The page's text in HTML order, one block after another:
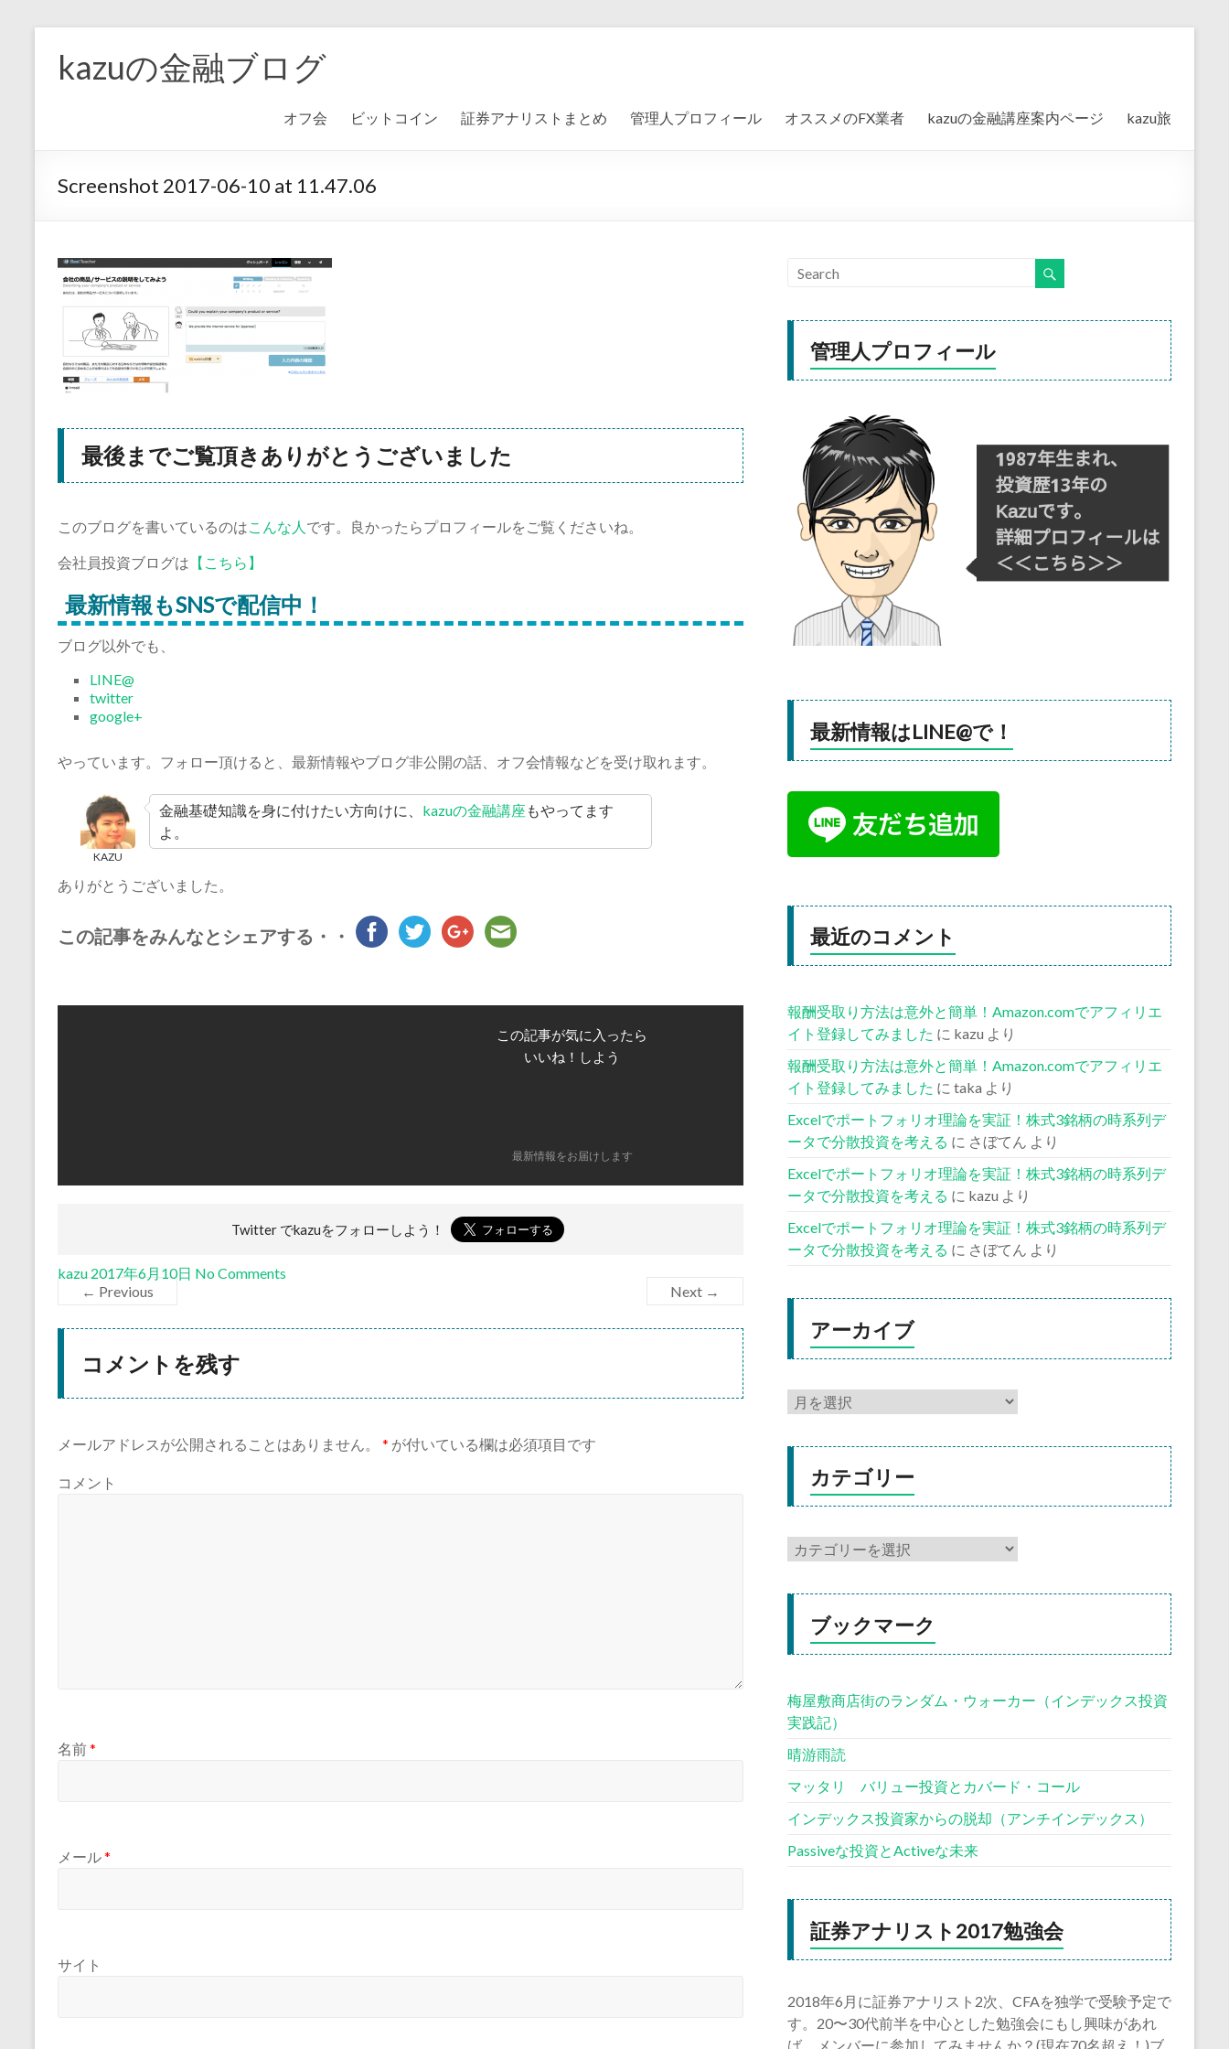
kazuの金融ブログ
オフ会 ビットコイン 証券アナリストまとめ 管理人プロフィール オススメのFX業者 kazuの金融講座案内ページ kazu旅
Screenshot 2017-06-10 at 11.47.06
最後までご覧頂きありがとうございました
このブログを書いているのはこんな人 です。良かったらプロフィールをご覧くださいね。
会社員投資ブログは 【こちら】
最新情報もSNSで配信中！
ブログ以外でも、
LINE@
twitter
google+
やっています。フォロー頂けると、最新情報やブログ非公開の話、オフ会情報などを受け取れます。
KAZU
金融基礎知識を身に付けたい方向けに、 kazuの金融講座 もやってます
よ。
ありがとうございました。
この記事をみんなとシェアする・・
この記事が気に入ったら
いいね！しよう
最新情報をお届けします
Twitter でkazuをフォローしよう！
kazu 2017年6月10日 No Comments
← Previous
Next →
コメントを残す
メールアドレスが公開されることはありません。 * が付いている欄は必須項目です
コメント
名前*
メール*
サイト
管理人プロフィール
最新情報はLINE@で！
最近のコメント
報酬受取り方法は意外と簡単！Amazon.comでアフィリエ
イト登録してみました に kazu より
報酬受取り方法は意外と簡単！Amazon.comでアフィリエ
イト登録してみました に taka より
Excelでポートフォリオ理論を実証！株式3銘柄の時系列デ
ータで分散投資を考える に さぼてん より
Excelでポートフォリオ理論を実証！株式3銘柄の時系列デ
ータで分散投資を考える に kazu より
Excelでポートフォリオ理論を実証！株式3銘柄の時系列デ
ータで分散投資を考える に さぼてん より
アーカイブ
カテゴリー
ブックマーク
梅屋敷商店街のランダム・ウォーカー（インデックス投資
実践記）
晴游雨読
マッタリ バリュー投資とカバード・コール
インデックス投資家からの脱却（アンチインデックス）
Passiveな投資とActiveな未来
証券アナリスト2017勉強会
2018年6月に証券アナリスト2次、CFAを独学で受験予定で
す。20〜30代前半を中心とした勉強会にもし興味があれ
ば、メンバーに参加してみませんか？(現在70名超え！)ブ